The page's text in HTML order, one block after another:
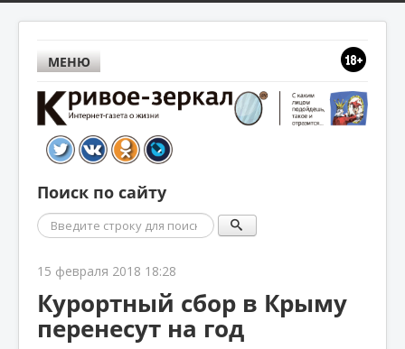
МЕНЮ
Поиск по сайту
Поиск
15 февраля 2018 18:28
Курортный сбор в Крыму
перенесут на год